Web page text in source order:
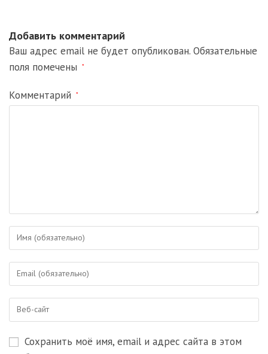
Добавить комментарий
Ваш адрес email не будет опубликован. Обязательные
поля помечены
*
Комментарий *
Введите
или
имя
пользователя,
чтобы
прокомментировать
Введите
адрес,
чтобы
Введите
веб-Сохранить моё имя, email и адрес сайта в этом